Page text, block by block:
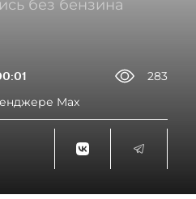
без бензина
283
Max